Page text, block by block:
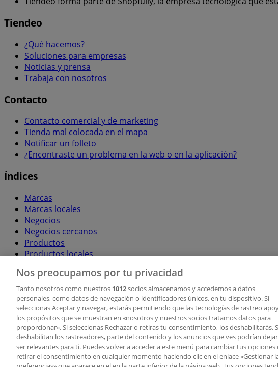
Tiendeo
¿Qué hacemos?
Soluciones para empresas
Noticias y prensa
Trabaja con nosotros
Contacto
Contacto comercial y de marketing
Tienda mal colocada en el mapa
Notificar un folleto
¿Encontraste un problema en la web o en la aplicación?
Índices
Marcas
Marcas locales
Negocios
Negocios cercanos
Productos
Productos locales
Descargar la APP Tiendeo
Copyright © Tiendeo ® 2026 · Shopfully Marketing S.L.U. – Palau de Mar
Nos preocupamos por tu privacidad
Tanto nosotros como nuestros 1012socios almacenamos y accedemos a datos
personales, como datos de navegación o identificadores únicos, en tu dispositivo. Si
seleccionas Aceptar y navegar, estarás permitiendo que las tecnologías de rastreo
los propósitos que se muestran en «nosotros y nuestros socios tratamos datos para
proporcionar». Si seleccionas Rechazar o retiras tu consentimiento, los deshabilitarás.
deshabilitan los rastreadores, parte del contenido y los anuncios que ves podrían
ser relevantes para ti. Puedes volver a acceder a este menú para cambiar tus opciones
retirar el consentimiento en cualquier momento haciendo clic en el enlace «Gestionar